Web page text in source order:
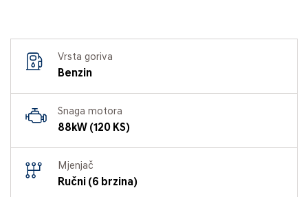
Vrsta goriva
Benzin
Snaga motora
88kW (120 KS)
Mjenjač
Ručni (6 brzina)